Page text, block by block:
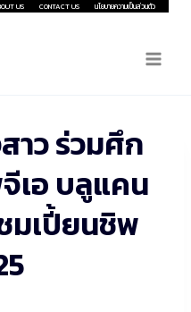
US CONTACT US นโยบายความเป็นส่วนตัว
าว ร่วมศึก
เอ บลูแคน
มเปี้ยนชิพ